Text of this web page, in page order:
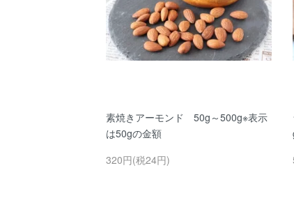
素焼きアーモンド 50g～500g※表示
は50gの金額
320円(税24円)